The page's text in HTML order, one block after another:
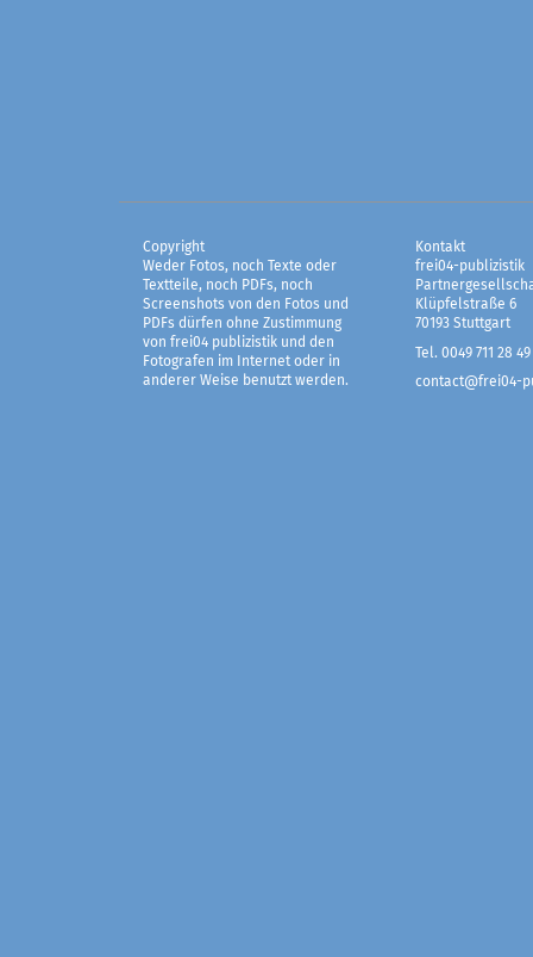
Copyright
Weder Fotos, noch Texte oder
Textteile, noch PDFs, noch
Screenshots von den Fotos und
PDFs dürfen ohne Zustimmung
von frei04 publizistik und den
Fotografen im Internet oder in
anderer Weise benutzt werden.
Kontakt
frei04-publizistik
Klüpfelstraße 6
70193 Stuttgart
Tel. 0049 711 28 49
contact@frei04-